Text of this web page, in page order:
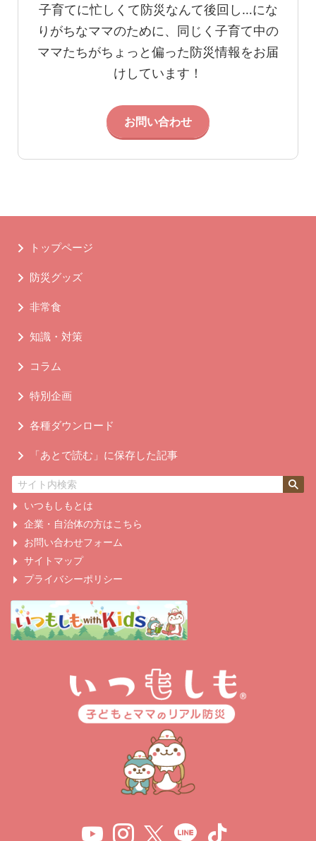
子育てに忙しくて防災なんて後回し…にな
りがちなママのために、同じく子育て中の
ママたちがちょっと偏った防災情報をお届
けしています！
お問い合わせ
トップページ
防災グッズ
非常食
知識・対策
コラム
特別企画
各種ダウンロード
「あとで読む」に保存した記事
いつもしもとは
企業・自治体の方はこちら
お問い合わせフォーム
サイトマップ
プライバシーポリシー